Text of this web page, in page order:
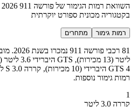
בקטגוריה מכונית ספורט יוקרתית
רמות גימור מתחרים
רמות גימור נוספות.
1
קררה 3.0 ליטר